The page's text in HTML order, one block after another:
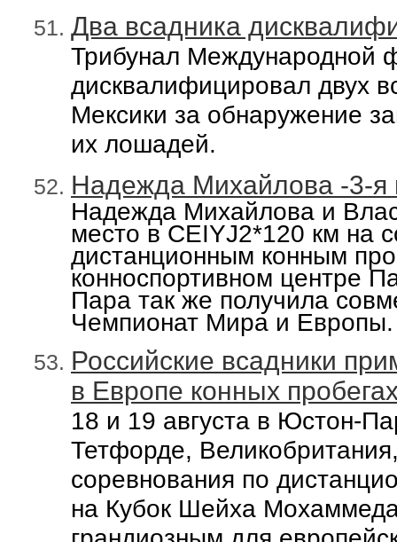
Два всадника
Трибунал Международной
дисквалифицировал двух
Мексики за обнаружение
их лошадей.
Надежда Михайлова -3-я
Надежда Михайлова и В
место вCEIYJ2*120 км на
дистанционным конным
конноспортивном центре
Пара так же получила
Чемпионат Мира и Европы.
Российские всадники
в Европе конных
18 и 19 августа в Юстон-
Тетфорде,
соревнования по
на Кубок Шейха